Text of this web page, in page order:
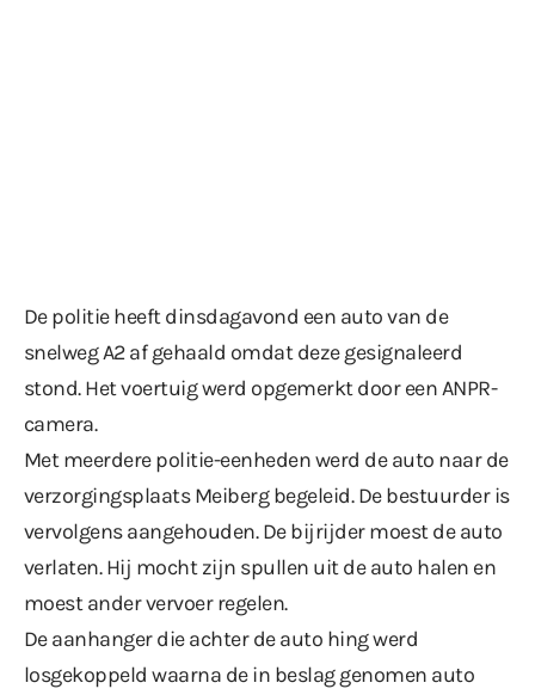
De politie heeft dinsdagavond een auto van de
snelweg A2 af gehaald omdat deze gesignaleerd
stond. Het voertuig werd opgemerkt door een ANPR-
camera.
Met meerdere politie-eenheden werd de auto naar de
verzorgingsplaats Meiberg begeleid. De bestuurder is
vervolgens aangehouden. De bijrijder moest de auto
verlaten. Hij mocht zijn spullen uit de auto halen en
moest ander vervoer regelen.
De aanhanger die achter de auto hing werd
losgekoppeld waarna de in beslag genomen auto